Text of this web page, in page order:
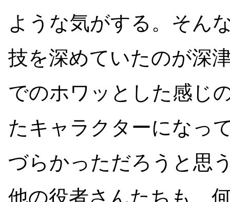
ような気がする。そん
技を深めていたのが深
でのホワッとした感じ
たキャラクターになっ
づらかっただろうと思
他の役者さんたちも、